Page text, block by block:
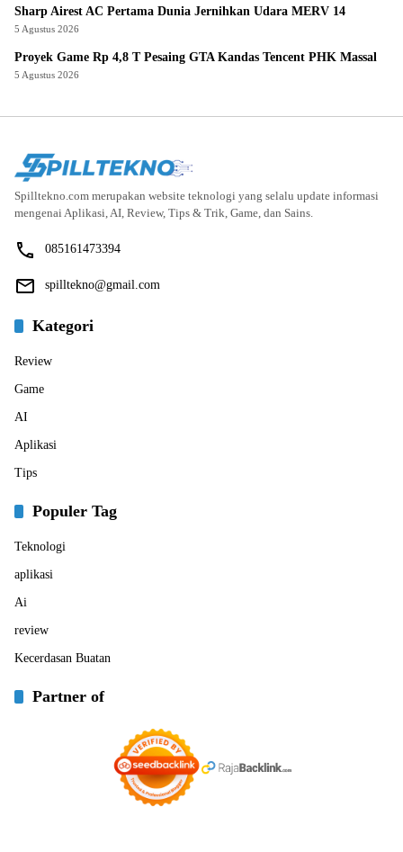
Sharp Airest AC Pertama Dunia Jernihkan Udara MERV 14
5 Agustus 2026
Proyek Game Rp 4,8 T Pesaing GTA Kandas Tencent PHK Massal
5 Agustus 2026
Spilltekno.com merupakan website teknologi yang selalu update informasi
mengenai Aplikasi, AI, Review, Tips & Trik, Game, dan Sains.
085161473394
spilltekno@gmail.com
Kategori
Review
Game
AI
Aplikasi
Tips
Populer Tag
Teknologi
aplikasi
Ai
review
Kecerdasan Buatan
Partner of